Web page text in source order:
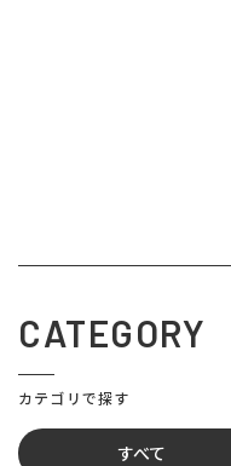
CATEGORY
カテゴリで探す
すべて